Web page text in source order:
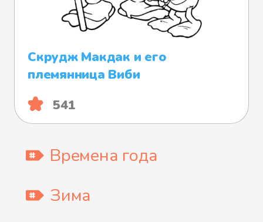
Скрудж Макдак и его
племянница Виби
541
Времена года
Зима